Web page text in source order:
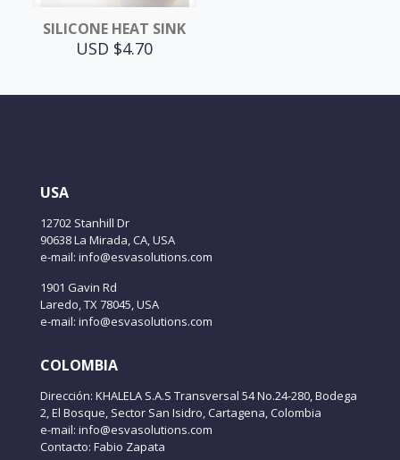
SILICONE HEAT SINK
USD $4.70
USA
12702 Stanhill Dr
90638 La Mirada, CA, USA
e-mail: info@esvasolutions.com
1901 Gavin Rd
Laredo, TX 78045, USA
e-mail: info@esvasolutions.com
COLOMBIA
Dirección: KHALELA S.A.S Transversal 54 No.24-280, Bodega
2, El Bosque, Sector San Isidro, Cartagena, Colombia
e-mail: info@esvasolutions.com
Contacto: Fabio Zapata